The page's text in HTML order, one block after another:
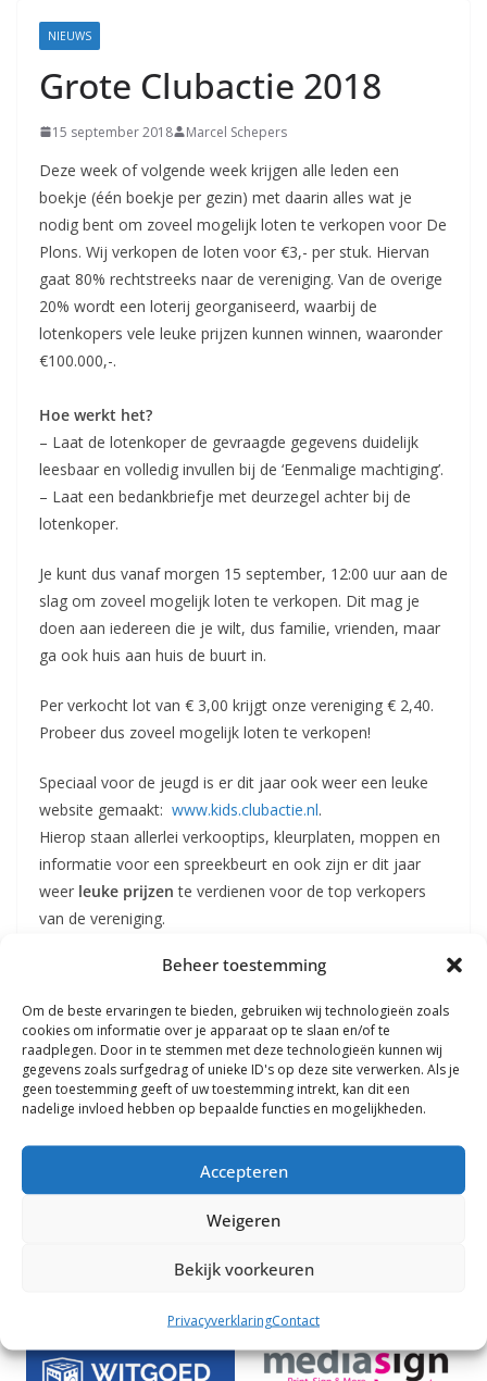
Beheer toestemming
Om de beste ervaringen te bieden, gebruiken wij technologieën zoals
cookies om informatie over je apparaat op te slaan en/of te
raadplegen. Door in te stemmen met deze technologieën kunnen wij
gegevens zoals surfgedrag of unieke ID's op deze site verwerken. Als je
geen toestemming geeft of uw toestemming intrekt, kan dit een
nadelige invloed hebben op bepaalde functies en mogelijkheden.
Accepteren
Weigeren
Bekijk voorkeuren
PrivacyverklaringContact
Coevorden
NIEUWS
Grote Clubactie 2018
15 september 2018 Marcel Schepers
Deze week of volgende week krijgen alle leden een
boekje (één boekje per gezin) met daarin alles wat je
nodig bent om zoveel mogelijk loten te verkopen voor De
Plons. Wij verkopen de loten voor €3,- per stuk. Hiervan
gaat 80% rechtstreeks naar de vereniging. Van de overige
20% wordt een loterij georganiseerd, waarbij de
lotenkopers vele leuke prijzen kunnen winnen, waaronder
€100.000,-.
Hoe werkt het?
– Laat de lotenkoper de gevraagde gegevens duidelijk
leesbaar en volledig invullen bij de ‘Eenmalige machtiging’.
– Laat een bedankbriefje met deurzegel achter bij de
lotenkoper.
Je kunt dus vanaf morgen 15 september, 12:00 uur aan de
slag om zoveel mogelijk loten te verkopen. Dit mag je
doen aan iedereen die je wilt, dus familie, vrienden, maar
ga ook huis aan huis de buurt in.
Per verkocht lot van € 3,00 krijgt onze vereniging € 2,40.
Probeer dus zoveel mogelijk loten te verkopen!
Speciaal voor de jeugd is er dit jaar ook weer een leuke
website gemaakt: www.kids.clubactie.nl.
Hierop staan allerlei verkooptips, kleurplaten, moppen en
informatie voor een spreekbeurt en ook zijn er dit jaar
weer leuke prijzente verdienen voor de top verkopers
van de vereniging.
De (volle) boekjes mag je in de inleverbox doen. Jullie
Graag zien wealle boekjes uiterlijk vrijdag 9 november
2018 ingevuld weer retour.
Heb je nog vragen, neem dan contact op met Mieke
Rabobank Clubkas Campagne